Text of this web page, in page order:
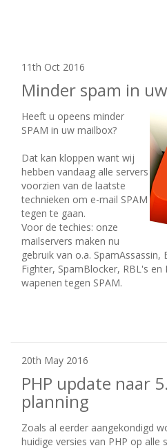
11th Oct 2016
Minder spam in
Heeft u opeens minder
SPAM in uw mailbox?
Dat kan kloppen want wij
hebben vandaag alle servers
voorzien van de laatste
technieken om e-mail SPAM
tegen te gaan.
Voor de techies: onze
mailservers maken nu
gebruik van o.a. SpamAssassin,
Fighter, SpamBlocker, RBL's en
wapenen tegen SPAM.
20th May 2016
PHP update naar
planning
Zoals al eerder aangekondigd
huidige versies van PHP op alle